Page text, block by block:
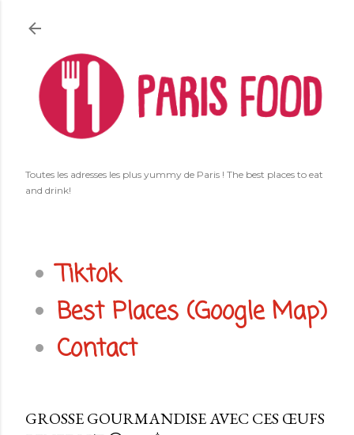
Accéder au contenu principal
Toutes les adresses les plus yummy de Paris ! The best places to eat
and drink!
Tiktok
Best Places (Google Map)
Contact
GROSSE GOURMANDISE AVEC CES ŒUFS